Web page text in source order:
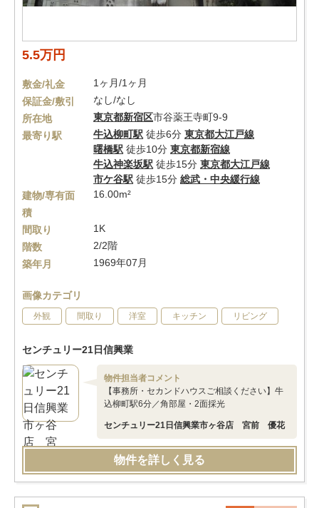
5.5万円
敷金/礼金
1ヶ月/1ヶ月
保証金/敷引
なし/なし
所在地
東京都新宿区市谷薬王寺町9-9
最寄り駅
牛込柳町駅 徒歩6分 東京都大江戸線
曙橋駅 徒歩10分 東京都新宿線
牛込神楽坂駅 徒歩15分 東京都大江戸線
市ケ谷駅 徒歩15分 総武・中央緩行線
建物/専有面
積
16.00m²
間取り
1K
階数
2/2階
築年月
1969年07月
画像カテゴリ
外観 間取り 洋室 キッチン リビング
センチュリー21日信興業
物件担当者コメント
【事務所・セカンドハウスご相談ください】牛
込柳町駅6分／角部屋・2面採光
センチュリー21日信興業市ヶ谷店 宮前 優花
物件を詳しく見る